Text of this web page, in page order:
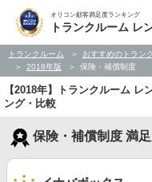
オリコン顧客満足度ランキング
トランクルーム レ
トランクルーム
おすすめのトラン
2018年版
保険・補償制度
【2018年】トランクルーム
ング・比較
保険・補償制度 満